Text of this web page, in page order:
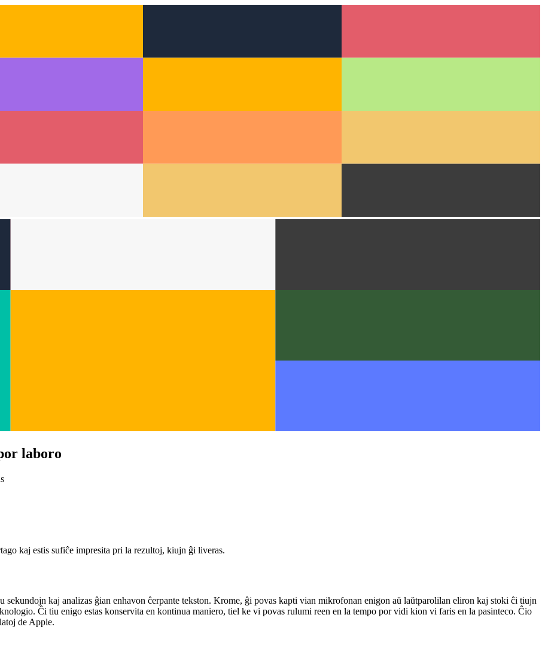
laboro
kaj estis sufiĉe impresita pri la rezultoj, kiujn ĝi liveras.
kaj analizas ĝian enhavon ĉerpante tekston. Krome, ĝi povas kapti vian mikrofonan enigon aŭ laŭtparolilan eliron kaj stoki ĉi tiujn
Ĉi tiu enigo estas konservita en kontinua maniero, tiel ke vi povas rulumi reen en la tempo por vidi kion vi faris en la pasinteco. Ĉio
de Apple.